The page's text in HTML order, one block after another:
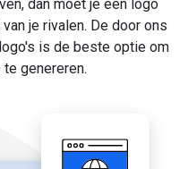
dan moet je een logo
je rivalen. De door ons
is de beste optie om
genereren.